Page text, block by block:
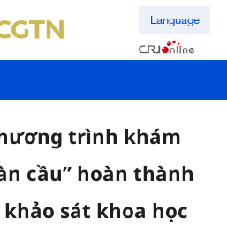
Language
trình khám
cầu” hoàn thành
sát khoa học